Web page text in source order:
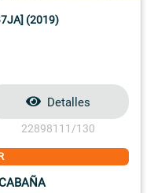
(2019)
Detalles
22898111/130